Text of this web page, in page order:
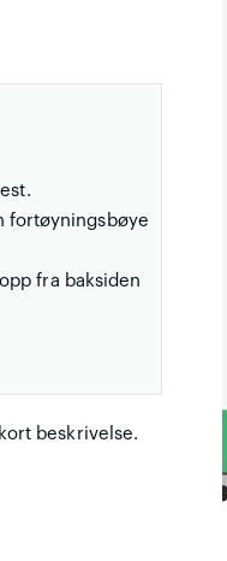
fortøyningsbøye
fra baksiden
beskrivelse.